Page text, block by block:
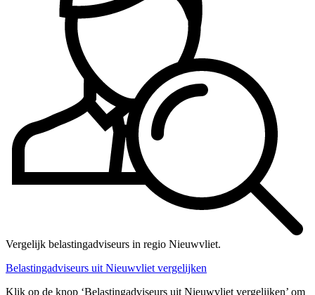
Vergelijk belastingadviseurs in regio Nieuwvliet.
Belastingadviseurs uit Nieuwvliet vergelijken
Klik op de knop ‘Belastingadviseurs uit Nieuwvliet vergelijken’ om